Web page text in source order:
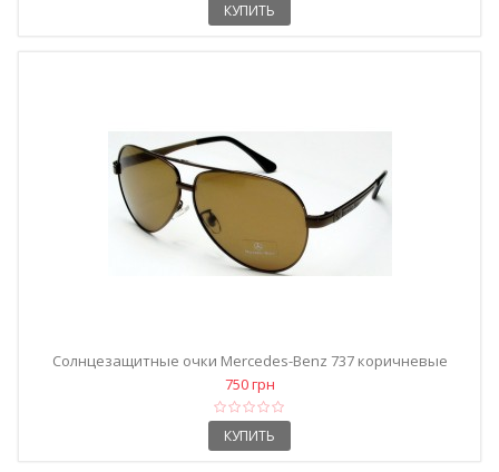
КУПИТЬ
Солнцезащитные очки Mercedes-Benz 737 коричневые
750 грн
КУПИТЬ